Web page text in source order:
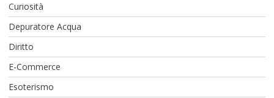
Curiosità
Depuratore Acqua
Diritto
E-Commerce
Esoterismo